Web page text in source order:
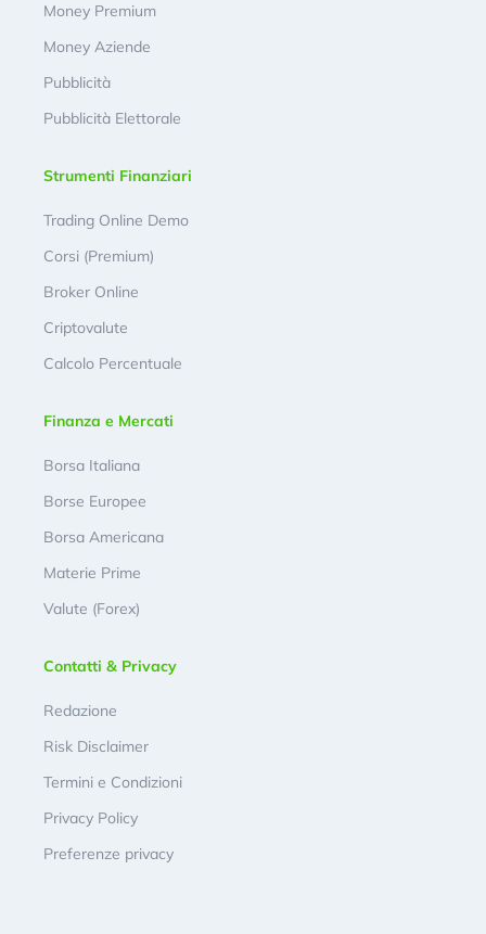
Money Premium
Money Aziende
Pubblicità
Pubblicità Elettorale
Strumenti Finanziari
Trading Online Demo
Corsi (Premium)
Broker Online
Criptovalute
Calcolo Percentuale
Finanza e Mercati
Borsa Italiana
Borse Europee
Borsa Americana
Materie Prime
Valute (Forex)
Contatti & Privacy
Redazione
Risk Disclaimer
Termini e Condizioni
Privacy Policy
Preferenze privacy